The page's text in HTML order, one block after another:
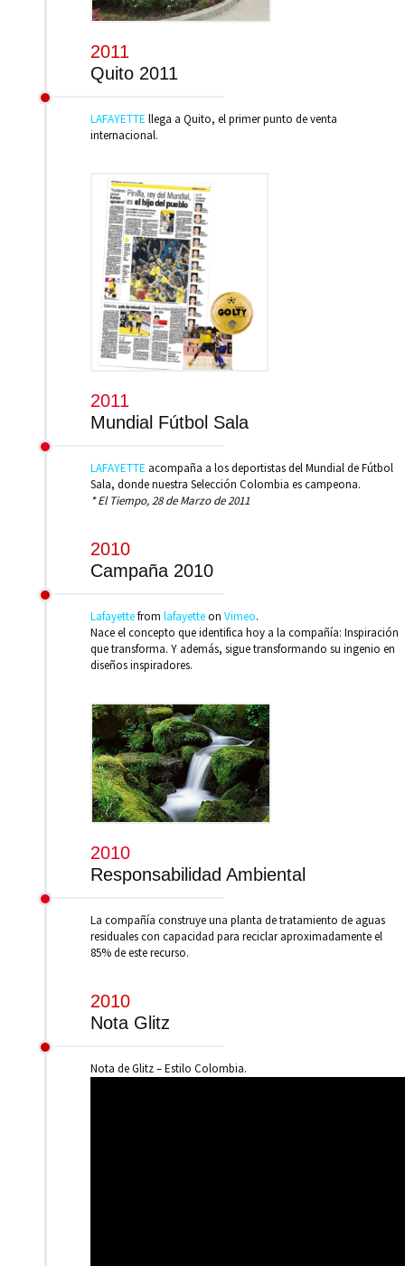
2011
Quito 2011
LAFAYETTE llega a Quito, el primer punto de venta
internacional.
2011
Mundial Fútbol Sala
LAFAYETTE acompaña a los deportistas del Mundial de Fútbol
Sala, donde nuestra Selección Colombia es campeona.
* El Tiempo, 28 de Marzo de 2011
2010
Campaña 2010
Lafayettefrom lafayetteon Vimeo.
Nace el concepto que identifica hoy a la compañía: Inspiración
que transforma. Y además, sigue transformando su ingenio en
diseños inspiradores.
2010
Responsabilidad Ambiental
La compañía construye una planta de tratamiento de aguas
residuales con capacidad para reciclar aproximadamente el
85% de este recurso.
2010
Nota Glitz
Nota de Glitz – Estilo Colombia.